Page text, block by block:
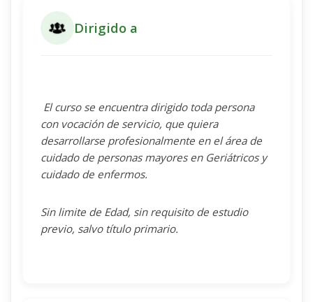
Dirigido a
El curso se encuentra dirigido toda persona
con vocación de servicio, que quiera
desarrollarse profesionalmente en el área de
cuidado de personas mayores en Geriátricos y
cuidado de enfermos.
Sin limite de Edad, sin requisito de estudio
previo, salvo título primario.